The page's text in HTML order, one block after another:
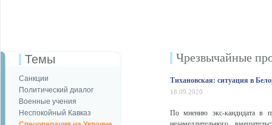
Темы
Санкции
Политический диалог
Военные учения
Неспокойный Кавказ
Чрезвычайные
Тихановская: ситуация в
18.09.2020
По мнению экс-кандидата в